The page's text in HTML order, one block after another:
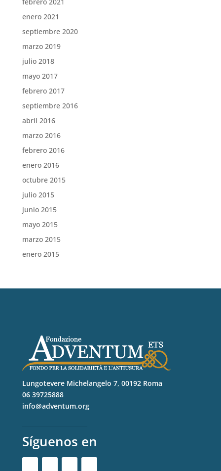
febrero 2021
enero 2021
septiembre 2020
marzo 2019
julio 2018
mayo 2017
febrero 2017
septiembre 2016
abril 2016
marzo 2016
febrero 2016
enero 2016
octubre 2015
julio 2015
junio 2015
mayo 2015
marzo 2015
enero 2015
Lungotevere Michelangelo 7, 00192 Roma
06 39725888
info@adventum.org
Síguenos en